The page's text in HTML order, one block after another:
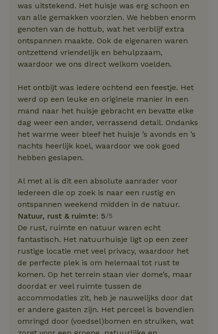
was uitstekend. Het huisje was erg schoon en
van alle gemakken voorzien. We hebben enorm
genoten van de hottub, wat het verblijf extra
ontspannen maakte. Ook de eigenaren waren
ontzettend vriendelijk en behulpzaam,
waardoor we ons direct welkom voelden.
Het ontbijt was iedere ochtend een feestje. Het
werd op een leuke en originele manier in een
mand naar het huisje gebracht en bevatte elke
dag weer een ander, verrassend detail. Ondanks
het warme weer bleef het huisje ’s avonds en ’s
nachts heerlijk koel, waardoor we ook goed
hebben geslapen.
Al met al is dit een absolute aanrader voor
iedereen die op zoek is naar een rustig en
ontspannen weekend midden in de natuur.
Natuur, rust & ruimte: 5/5
De rust, ruimte en natuur waren echt
fantastisch. Het natuurhuisje ligt op een zeer
rustige locatie met veel privacy, waardoor het
de perfecte plek is om helemaal tot rust te
komen. Op het terrein staan vier dome’s, maar
doordat er veel ruimte tussen de
accommodaties zit, heb je nauwelijks door dat
er andere gasten zijn. Het perceel is bovendien
omringd door (voedsel)bomen en struiken, wat